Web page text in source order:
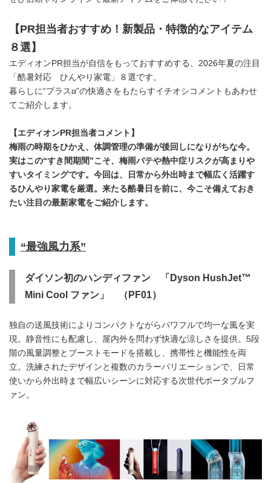
【PR担当者おすすめ！新製品・特徴的なアイテム
８選】
エディオンPR担当が自信をもっておすすめする、2026年夏の注目
「酷暑対応 ひんやり家電」８選です。
暮らしに“プラスα”の快適さをもたらすイチオシコメントもあわせ
てご紹介します。
【エディオンPR担当者コメント】
梅雨の時期をひかえ、体調管理の準備が後回しになりがちな今。
実はこの“すき間期間”こそ、梅雨バテや熱中症リスクが高まりや
すいタイミングです。今回は、日常から外出時まで幅広く活躍す
るひんやり家電を厳選。来たる酷暑日を前に、今こそ備えておき
たい注目の最新家電をご紹介します。
“最強風力系”
ダイソン初のハンディファン 「Dyson HushJet™
Mini Cool ファン」 （PF01）
独自の送風技術によりコンパクトながらパワフルで均一な風を実
現。静音性にも配慮し、屋内外を問わず快適な涼しさを提供。5段
階の風量調整とブーストモードを搭載し、携帯性と機能性を両
立。洗練されたデザインと複数のカラーバリエーションで、日常
使いから外出時まで幅広いシーンに対応する次世代ポータブルフ
ァン。